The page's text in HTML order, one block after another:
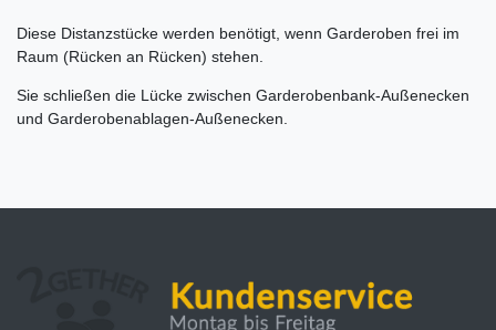
Diese Distanzstücke werden benötigt, wenn Garderoben frei im
Raum (Rücken an Rücken) stehen.
Sie schließen die Lücke zwischen Garderobenbank-Außenecken
und Garderobenablagen-Außenecken.